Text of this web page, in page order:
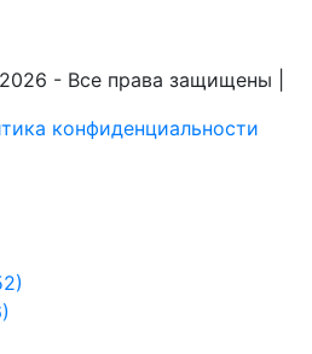
2026 - Все права защищены
конфиденциальности